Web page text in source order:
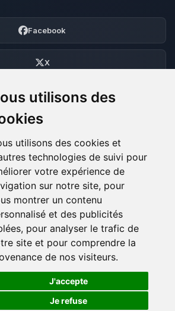
utilisons des
utilisons des cookies et
technologies de suivi pour
votre expérience de
sur notre site, pour
montrer un contenu
et des publicités
pour analyser le trafic de
site et pour comprendre la
de nos visiteurs.
J'accepte
Je refuse
Facebook
X
Discord
Forum
DE PAIEMENT ACCEPTÉS
🍪